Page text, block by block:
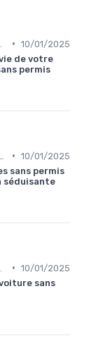
• 10/01/2025
de votre
permis
• 10/01/2025
sans permis
séduisante
• 10/01/2025
sans